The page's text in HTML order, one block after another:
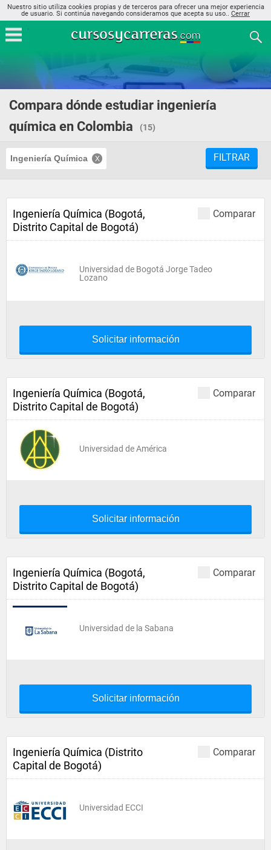
Nuestro sitio utiliza cookies propias y de terceros para ofrecer una mejor experiencia
de usuario. Si continúa navegando consideramos que acepta su uso.. Cerrar
Compara dónde estudiar ingeniería
química en Colombia
(15)
Ingeniería Química FILTRAR
Comparar
Ingeniería Química (Bogotá,
Distrito Capital de Bogotá)
Universidad de Bogotá Jorge Tadeo
Lozano
Solicitar información
Comparar
Ingeniería Química (Bogotá,
Distrito Capital de Bogotá)
Universidad de América
Solicitar información
Comparar
Ingeniería Química (Bogotá,
Distrito Capital de Bogotá)
Universidad de la Sabana
Solicitar información
Comparar
Ingeniería Química (Distrito
Capital de Bogotá)
Universidad ECCI